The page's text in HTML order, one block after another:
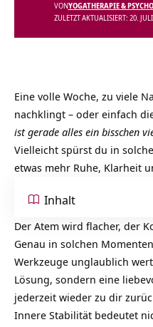
ZULETZT AKTUALISIERT: 20.
VONYOGATHERAPIE &
Eine volle Woche, zu viele
nachklingt – oder einfach
ist gerade alles ein bisschen
Vielleicht spürst du in
etwas mehr Ruhe, Klarheit
Inhalt
Der Atem wird flacher, der
Genau in solchen
Werkzeuge unglaublich
Lösung, sondern eine
jederzeit wieder zu dir
Innere Stabilität bedeutet